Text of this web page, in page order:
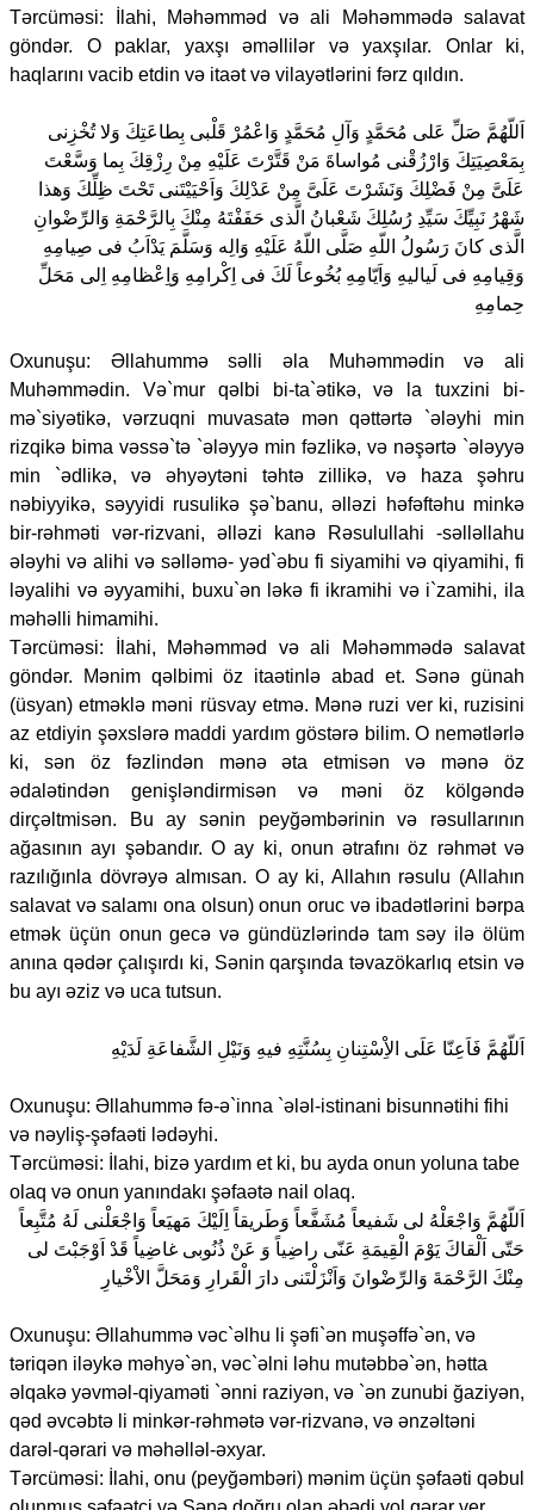
Tərcüməsi: İlahi, Məhəmməd və ali Məhəmmədə salavat
göndər. O paklar, yaxşı əməllilər və yaxşılar. Onlar ki,
haqlarını vacib etdin və itaət və vilayətlərini fərz qıldın.
اَللّهُمَّ صَلِّ عَلى مُحَمَّدٍ وَآلِ مُحَمَّدٍ وَاعْمُرْ قَلْبى بِطاعَتِكَ وَلا تُخْزِنى
بِمَعْصِيَتِكَ وَارْزُقْنى مُواساةَ مَنْ قَتَّرْتَ عَلَيْهِ مِنْ رِزْقِكَ بِما وَسَّعْتَ
عَلَىَّ مِنْ فَضْلِكَ وَنَشَرْتَ عَلَىَّ مِنْ عَدْلِكَ وَاَحْيَيْتَنى تَحْتَ ظِلِّكَ وَهذا
شَهْرُ نَبِيِّكَ سَيِّدِ رُسُلِكَ شَعْبانُ الَّذى حَفَفْتَهُ مِنْكَ بِالرَّحْمَةِ وَالرِّضْوانِ
الَّذى كانَ رَسُولُ اللّهِ صَلَّى اللّهُ عَلَيْهِ وَالِه وَسَلَّمَ يَدْاَبُ فى صِيامِهِ
وَقِيامِهِ فى لَياليهِ وَاَيّامِهِ بُخُوعاً لَكَ فى اِكْرامِهِ وَاِعْظامِهِ اِلى مَحَلِّ
حِمامِهِ
Oxunuşu: Əllahummə səlli əla Muhəmmədin və ali
Muhəmmədin. Və`mur qəlbi bi-ta`ətikə, və la tuxzini bi-
mə`siyətikə, vərzuqni muvasatə mən qəttərtə `ələyhi min
rizqikə bima vəssə`tə `ələyyə min fəzlikə, və nəşərtə `ələyyə
min `ədlikə, və əhyəytəni təhtə zillikə, və haza şəhru
nəbiyyikə, səyyidi rusulikə şə`banu, əlləzi həfəftəhu minkə
bir-rəhməti vər-rizvani, əlləzi kanə Rəsulullahi -səlləllahu
ələyhi və alihi və səlləmə- yəd`əbu fi siyamihi və qiyamihi, fi
ləyalihi və əyyamihi, buxu`ən ləkə fi ikramihi və i`zamihi, ila
məhəlli himamihi.
Tərcüməsi: İlahi, Məhəmməd və ali Məhəmmədə salavat
göndər. Mənim qəlbimi öz itaətinlə abad et. Sənə günah
(üsyan) etməklə məni rüsvay etmə. Mənə ruzi ver ki, ruzisini
az etdiyin şəxslərə maddi yardım göstərə bilim. O nemətlərlə
ki, sən öz fəzlindən mənə əta etmisən və mənə öz
ədalətindən genişləndirmisən və məni öz kölgəndə
dirçəltmisən. Bu ay sənin peyğəmbərinin və rəsullarının
ağasının ayı şəbandır. O ay ki, onun ətrafını öz rəhmət və
razılığınla dövrəyə almısan. O ay ki, Allahın rəsulu (Allahın
salavat və salamı ona olsun) onun oruc və ibadətlərini bərpa
etmək üçün onun gecə və gündüzlərində tam səy ilə ölüm
anına qədər çalışırdı ki, Sənin qarşında təvazökarlıq etsin və
bu ayı əziz və uca tutsun.
اَللّهُمَّ فَاَعِنّا عَلَى الاِْسْتِنانِ بِسُنَّتِهِ فيهِ وَنَيْلِ الشَّفاعَةِ لَدَيْهِ
Oxunuşu: Əllahummə fə-ə`inna `ələl-istinani bisunnətihi fihi
və nəyliş-şəfaəti lədəyhi.
Tərcüməsi: İlahi, bizə yardım et ki, bu ayda onun yoluna tabe
olaq və onun yanındakı şəfaətə nail olaq.
اَللّهُمَّ وَاجْعَلْهُ لى شَفيعاً مُشَفَّعاً وَطَريقاً اِلَيْكَ مَهيَعاً وَاجْعَلْنى لَهُ مُتَّبِعاً
حَتّى اَلْقاكَ يَوْمَ الْقِيمَةِ عَنّى راضِياً وَ عَنْ ذُنُوبى غاضِياً قَدْ اَوْجَبْتَ لى
مِنْكَ الرَّحْمَةَ وَالرِّضْوانَ وَاَنْزَلْتَنى دارَ الْقَرارِ وَمَحَلَّ الاْخْيارِ
Oxunuşu: Əllahummə vəc`əlhu li şəfi`ən muşəffə`ən, və
təriqən iləykə məhyə`ən, vəc`əlni ləhu mutəbbə`ən, hətta
əlqakə yəvməl-qiyaməti `ənni raziyən, və `ən zunubi ğaziyən,
qəd əvcəbtə li minkər-rəhmətə vər-rizvanə, və ənzəltəni
darəl-qərari və məhəlləl-əxyar.
Tərcüməsi: İlahi, onu (peyğəmbəri) mənim üçün şəfaəti qəbul